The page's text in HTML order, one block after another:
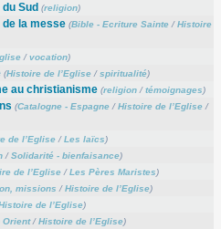
Sud (religion)
la messe (Bible - Ecriture Sainte/Histoire
/vocation)
(Histoire de l’Eglise/ spiritualité)
au christianisme (religion/témoignages)
(Catalogne - Espagne/Histoire de l’Eglise/
de l’Eglise/Les laïcs)
/Solidarité - bienfaisance)
de l’Eglise/Les Pères Maristes)
missions /Histoire de l’Eglise)
de l’Eglise)
Orient/Histoire de l’Eglise)